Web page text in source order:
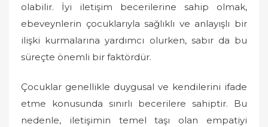
olabilir. İyi iletişim becerilerine sahip olmak,
ebeveynlerin çocuklarıyla sağlıklı ve anlayışlı bir
ilişki kurmalarına yardımcı olurken, sabır da bu
süreçte önemli bir faktördür.
Çocuklar genellikle duygusal ve kendilerini ifade
etme konusunda sınırlı becerilere sahiptir. Bu
nedenle, iletişimin temel taşı olan empatiyi